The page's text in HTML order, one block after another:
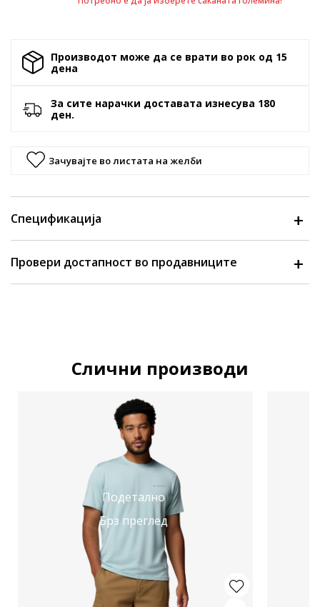
Производот може да се врати во рок од 15
денa
За сите нарачки доставата изнесува 180
ден.
Зачувајте во листата на желби
Спецификација
Провери достапност во продавниците
Слични производи
Подетално
Брз преглед